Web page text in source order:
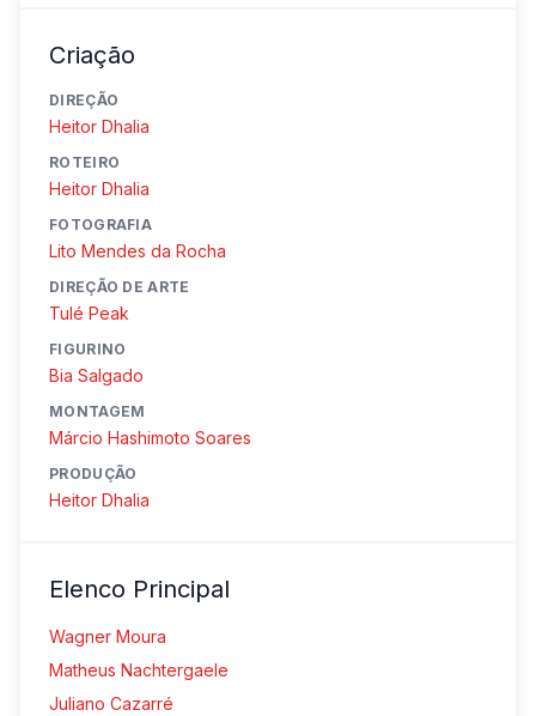
Criação
DIREÇÃO
Heitor Dhalia
ROTEIRO
Heitor Dhalia
FOTOGRAFIA
Lito Mendes da Rocha
DIREÇÃO DE ARTE
Tulé Peak
FIGURINO
Bia Salgado
MONTAGEM
Márcio Hashimoto Soares
PRODUÇÃO
Heitor Dhalia
Elenco Principal
Wagner Moura
Matheus Nachtergaele
Juliano Cazarré